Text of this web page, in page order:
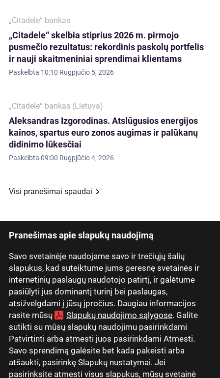
Pranešimas apie slapukų naudojimą
Savo svetainėje naudojame savo ir trečiųjų šalių
slapukus, kad suteiktume jums geresnę svetainės ir
internetinių paslaugų naudotojo patirtį, ir galėtume
pasiūlyti jus dominantį turinį bei paslaugas,
atsižvelgdami į jūsų įpročius. Daugiau informacijos
rasite mūsų
Slapukų naudojimo sąlygose. Galite
sutikti su mūsų slapukų naudojimu pasirinkdami
Patvirtinti arba atmesti juos pasirinkdami Atmesti.
Savo sprendimą galėsite bet kada pakeisti arba
atšaukti, pasirinkę Slapukų nustatymai. Jei
pasirinksite atmesti visus slapukus, mūsų svetainė
„Citadele“ bankas
„Citadele“ skelbia stiprius 2026 m. pirmojo
pusmečio rezultatus: rekordinis paskolų portfelis
ir nauji skaitmeniniai sprendimai klientams
Paskelbta 10:10 Rugpjūčio 5, 2026
„Citadele“ bankas (Lietuva)
Aleksandras Izgorodinas. Atslūgusios energijos
kainos, spartus euro zonos augimas ir palūkanų
didinimo lūkesčiai
Paskelbta 09:00 Rugpjūčio 4, 2026
Visi pranešimai spaudai
Latviski
Русский
English
Eesti
Lietuviškai
Apie mus